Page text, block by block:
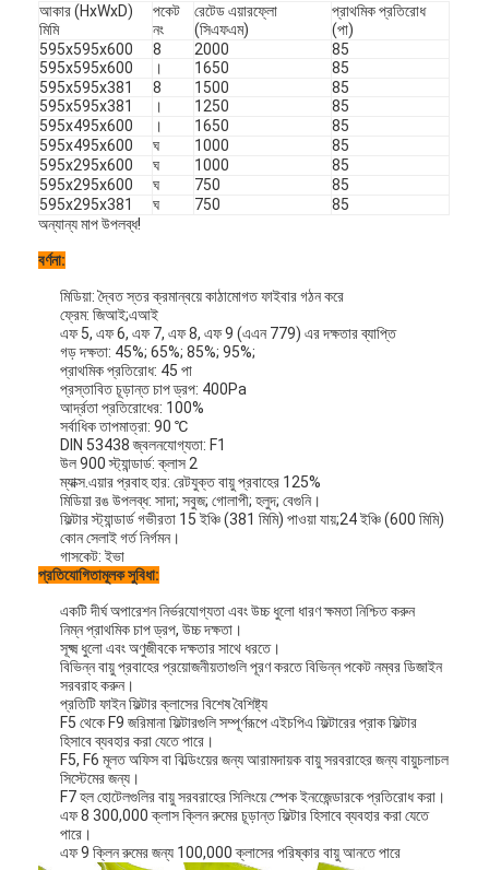
আকার (HxWxD)
মিমি
পকেট
নং
রেটেড এয়ারফ্লো
(সিএফএম)
প্রাথমিক প্রতিরোধ
(পা)
595x595x600
8 2000
85
595x595x600
। 1650
85
595x595x381
8 1500
85
595x595x381
। 1250
85
595x495x600
। 1650
85
595x495x600
ঘ 1000
85
595x295x600
ঘ 1000
85
595x295x600
ঘ 750
85
595x295x381
ঘ 750
85
অন্যান্য মাপ উপলব্ধ!
বর্ণনা:
মিডিয়া: দ্বৈত স্তর ক্রমান্বয়ে কাঠামোগত ফাইবার গঠন করে
ফ্রেম: জিআই;এআই
এফ 5, এফ 6, এফ 7, এফ 8, এফ 9 (এএন 779) এর দক্ষতার ব্যাপ্তি
গড় দক্ষতা: 45%; 65%; 85%; 95%;
প্রাথমিক প্রতিরোধ: 45 পা
প্রস্তাবিত চূড়ান্ত চাপ ড্রপ: 400Pa
আর্দ্রতা প্রতিরোধের: 100%
সর্বাধিক তাপমাত্রা: 90 ℃
DIN 53438 জ্বলনযোগ্যতা: F1
উল 900 স্ট্যান্ডার্ড: ক্লাস 2
ম্যাক্স.এয়ার প্রবাহ হার: রেটযুক্ত বায়ু প্রবাহের 125%
মিডিয়া রঙ উপলব্ধ: সাদা; সবুজ; গোলাপী; হলুদ; বেগুনি।
ফিল্টার স্ট্যান্ডার্ড গভীরতা 15 ইঞ্চি (381 মিমি) পাওয়া যায়;24 ইঞ্চি (600 মিমি)
কোন সেলাই গর্ত নির্গমন।
গাসকেট: ইভা
প্রতিযোগিতামূলক সুবিধা:
একটি দীর্ঘ অপারেশন নির্ভরযোগ্যতা এবং উচ্চ ধুলো ধারণ ক্ষমতা নিশ্চিত করুন
নিম্ন প্রাথমিক চাপ ড্রপ, উচ্চ দক্ষতা।
সূক্ষ্ম ধুলো এবং অণুজীবকে দক্ষতার সাথে ধরতে।
বিভিন্ন বায়ু প্রবাহের প্রয়োজনীয়তাগুলি পূরণ করতে বিভিন্ন পকেট নম্বর ডিজাইন
সরবরাহ করুন।
প্রতিটি ফাইন ফিল্টার ক্লাসের বিশেষ বৈশিষ্ট্য
F5 থেকে F9 জরিমানা ফিল্টারগুলি সম্পূর্ণরূপে এইচপিএ ফিল্টারের প্রাক ফিল্টার
হিসাবে ব্যবহার করা যেতে পারে।
F5, F6 মূলত অফিস বা বিল্ডিংয়ের জন্য আরামদায়ক বায়ু সরবরাহের জন্য বায়ুচলাচল
সিস্টেমের জন্য।
F7 হল হোটেলগুলির বায়ু সরবরাহের সিলিংয়ে স্পেক ইনজেেন্ডারকে প্রতিরোধ করা।
এফ 8 300,000 ক্লাস ক্লিন রুমের চূড়ান্ত ফিল্টার হিসাবে ব্যবহার করা যেতে
পারে।
এফ 9 ক্লিন রুমের জন্য 100,000 ক্লাসের পরিষ্কার বায়ু আনতে পারে